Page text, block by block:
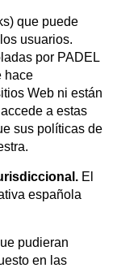
que puede
usuarios.
por PADEL
hace
Web ni están
a estas
sus políticas de
El
española
pudieran
en las